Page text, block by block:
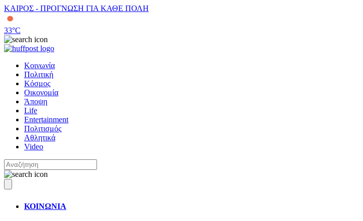
ΚΑΙΡΟΣ - ΠΡΟΓΝΩΣΗ ΓΙΑ ΚΑΘΕ ΠΟΛΗ
33°C
Κοινωνία
Πολιτική
Κόσμος
Οικονομία
Άποψη
Life
Entertainment
Πολιτισμός
Αθλητικά
Video
ΚΟΙΝΩΝΙΑ